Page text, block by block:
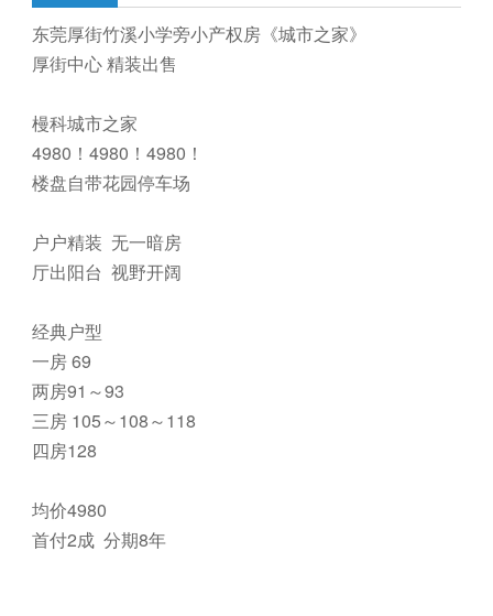
东莞厚街竹溪小学旁小产权房《城市之家》
厚街中心 精装出售
槾科城市之家
4980！4980！4980！
楼盘自带花园停车场
户户精装 无一暗房
厅出阳台 视野开阔
经典户型
一房 69
两房91～93
三房 105～108～118
四房128
均价4980
首付2成 分期8年